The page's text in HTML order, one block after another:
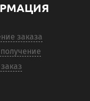
заказа